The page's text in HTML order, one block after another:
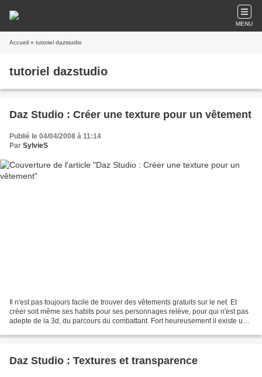
MENU
Accueil » tutoriel dazstudio
tutoriel dazstudio
Daz Studio : Créer une texture pour un vêtement
Publié le 04/04/2008 à 11:14
Par SylvieS
Il n'est pas toujours facile de trouver des vêtements gratuits sur le net. Et
créer soit même ses habits pour ses personnages relève, pour qui n'est pas
adepte de la 3d, du parcours du combattant. Fort heureusement il existe une
Daz Studio : Textures et transparence